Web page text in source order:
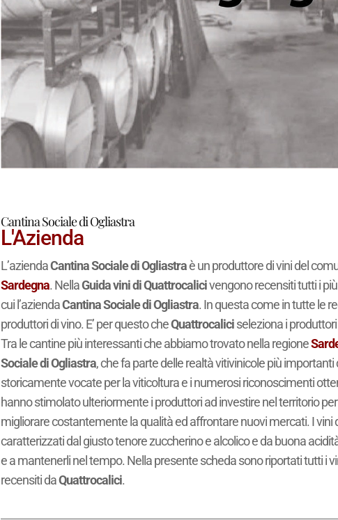
Cantina Sociale di Ogliastra
L'Azienda
L’aziendaCantina Sociale di Ogliastraè un produttore di vini del
Sardegna. NellaGuida vini di Quattrocalicivengono recensiti tutti i
cui l’aziendaCantina Sociale di Ogliastra. In questa come in tutte le
produttori di vino. E’ per questo cheQuattrocaliciseleziona i
Tra le cantine più interessanti che abbiamo trovato nella regione
Sociale di Ogliastra, che fa parte delle realtà vitivinicole più importanti
storicamente vocate per la viticoltura e i numerosi riconoscimenti
hanno stimolato ulteriormente i produttori ad investire nel territorio
migliorare costantemente la qualità ed affrontare nuovi mercati. I vini
caratterizzati dal giusto tenore zuccherino e alcolico e da buona
e a mantenerli nel tempo. Nella presente scheda sono riportati tutti i
recensiti daQuattrocalici.